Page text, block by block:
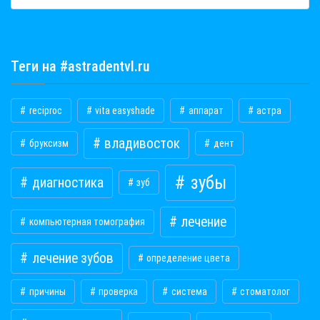
Теги на #astradentvl.ru
reciproc vita easyshade аппарат астра
бруксизм владивосток дент
диагностика зуб зубы
компьютерная томография лечение
лечение зубов определение цвета
причины проверка система стоматолог